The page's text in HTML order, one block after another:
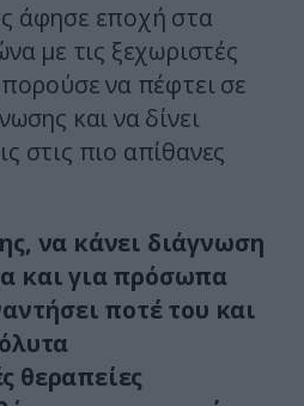
άφησε εποχή στα
με τις ξεχωριστές
να πέφτει σε
και να δίνει
στις πιο απίθανες
να κάνει διάγνωση
και για πρόσωπα
ποτέ του και
θεραπείες